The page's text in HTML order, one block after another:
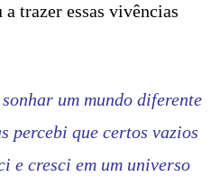
trazer essas vivências
um mundo diferente
percebi que certos vazios
e cresci em um universo